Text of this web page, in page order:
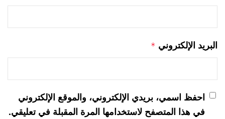
البريد الإلكتروني *
احفظ اسمي، بريدي الإلكتروني، والموقع الإلكتروني
في هذا المتصفح لاستخدامها المرة المقبلة في تعليقي.